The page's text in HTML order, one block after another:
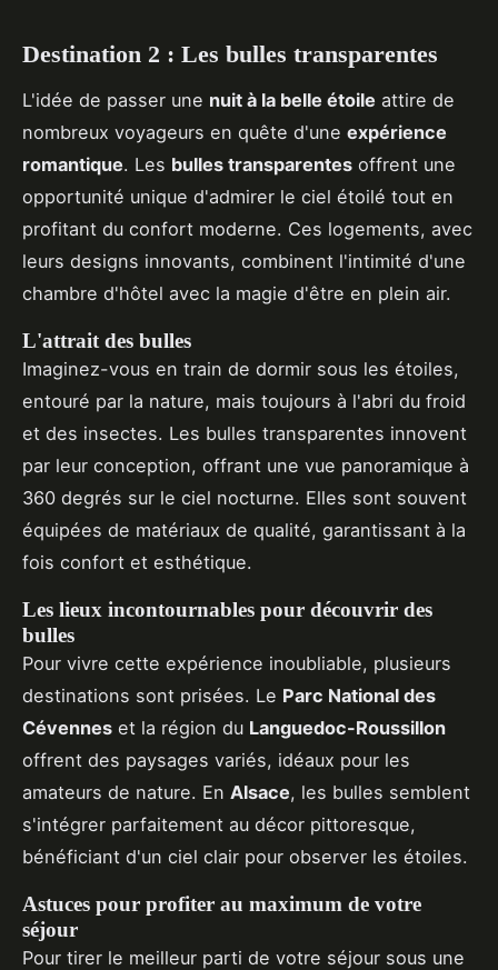
Destination 2 : Les bulles transparentes
L'idée de passer une nuit à la belle étoile attire de
nombreux voyageurs en quête d'une expérience
romantique. Les bulles transparentes offrent une
opportunité unique d'admirer le ciel étoilé tout en
profitant du confort moderne. Ces logements, avec
leurs designs innovants, combinent l'intimité d'une
chambre d'hôtel avec la magie d'être en plein air.
L'attrait des bulles
Imaginez-vous en train de dormir sous les étoiles,
entouré par la nature, mais toujours à l'abri du froid
et des insectes. Les bulles transparentes innovent
par leur conception, offrant une vue panoramique à
360 degrés sur le ciel nocturne. Elles sont souvent
équipées de matériaux de qualité, garantissant à la
fois confort et esthétique.
Les lieux incontournables pour découvrir des
bulles
Pour vivre cette expérience inoubliable, plusieurs
destinations sont prisées. Le Parc National des
Cévennes et la région du Languedoc-Roussillon
offrent des paysages variés, idéaux pour les
amateurs de nature. En Alsace, les bulles semblent
s'intégrer parfaitement au décor pittoresque,
bénéficiant d'un ciel clair pour observer les étoiles.
Astuces pour profiter au maximum de votre
séjour
Pour tirer le meilleur parti de votre séjour sous une